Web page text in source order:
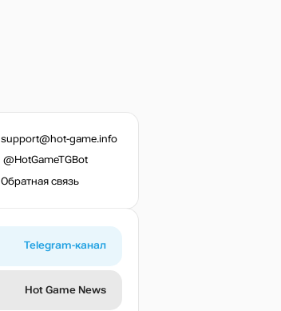
support@hot-game.info
@HotGameTGBot
Обратная связь
Telegram-канал
Hot Game News